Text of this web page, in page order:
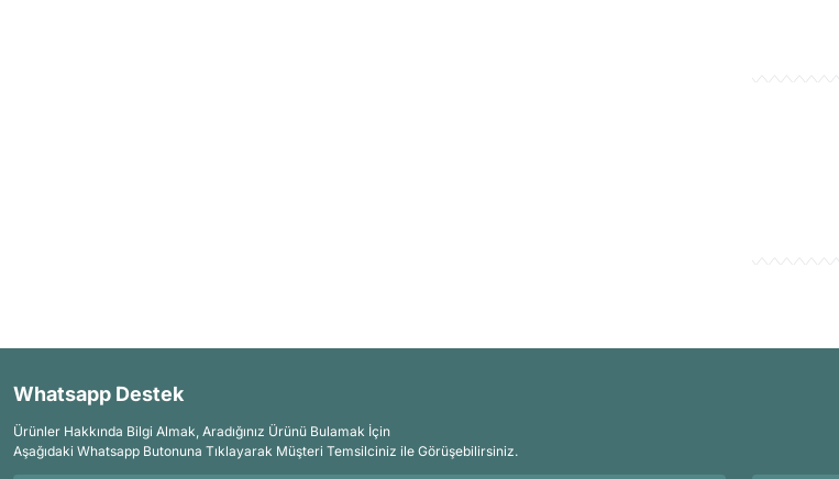
Whatsapp Destek
Ürünler Hakkında Bilgi Almak, Aradığınız Ürünü Bulamak İçin
Aşağıdaki Whatsapp Butonuna Tıklayarak Müşteri Temsilciniz ile Görüşebilirsiniz.